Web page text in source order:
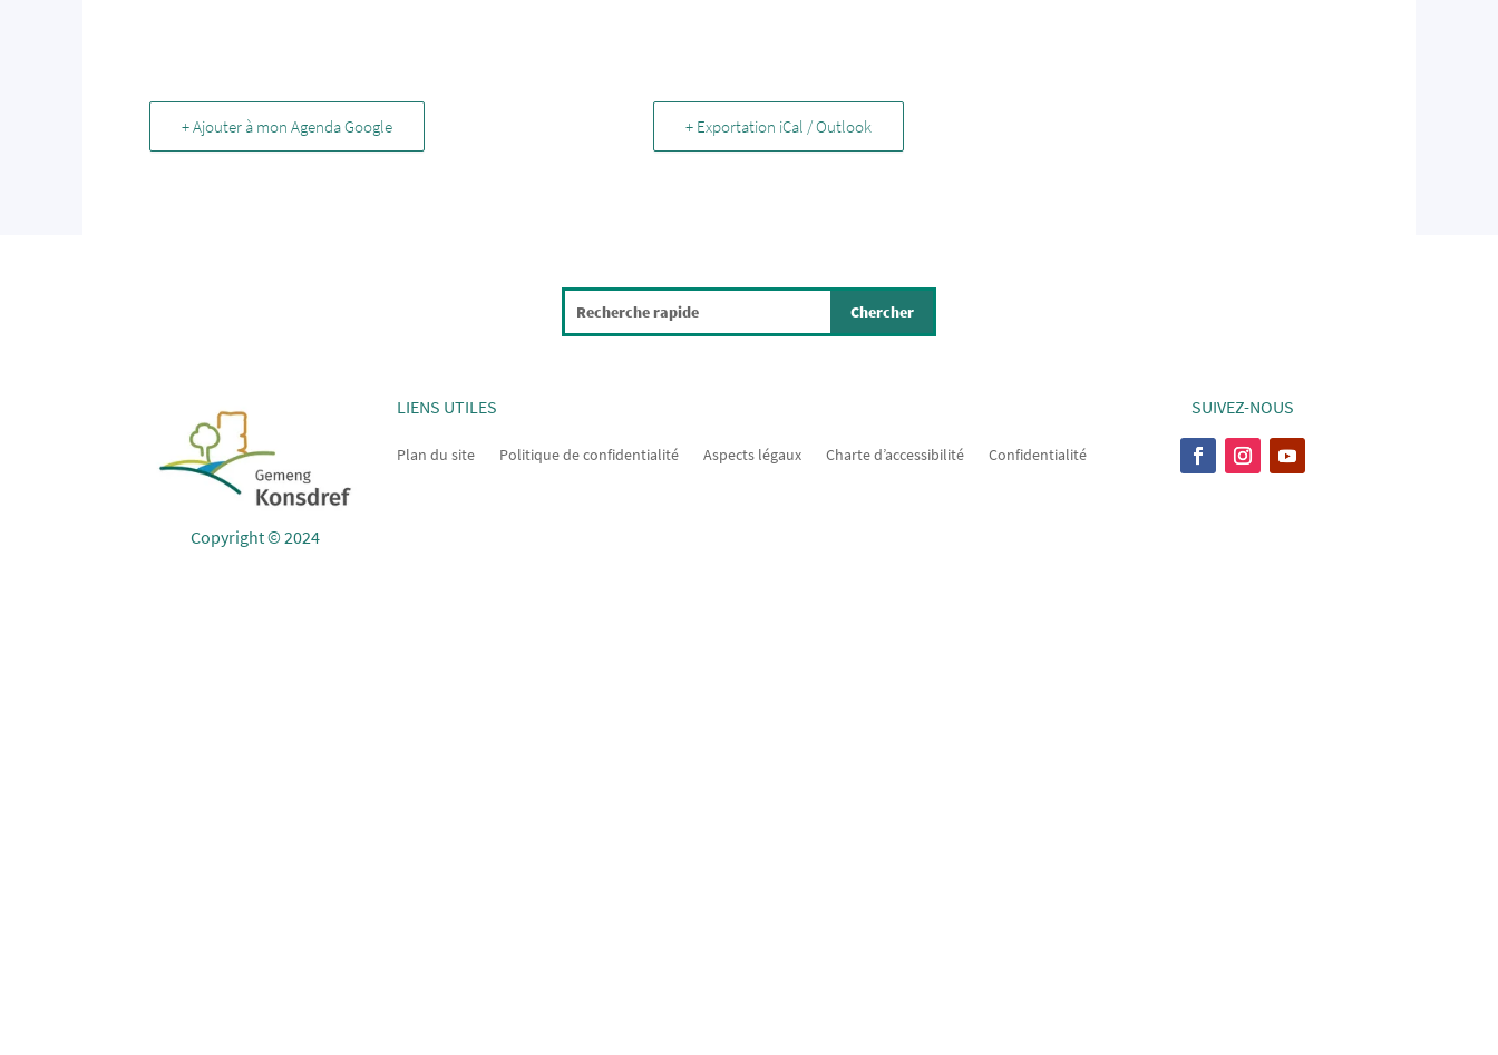
+ Ajouter à mon Agenda Google + Exportation iCal / Outlook
Copyright © 2024
LIENS UTILES
Plan du site Politique de confidentialité Aspects légaux Charte d’accessibilité Confidentialité
SUIVEZ-NOUS